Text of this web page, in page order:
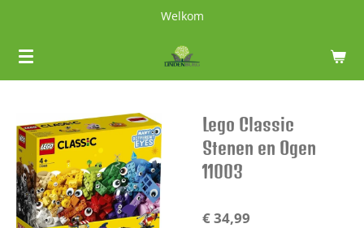
naar
de
Welkom
Lego Classic
Stenen en Ogen
11003
€ 34,99